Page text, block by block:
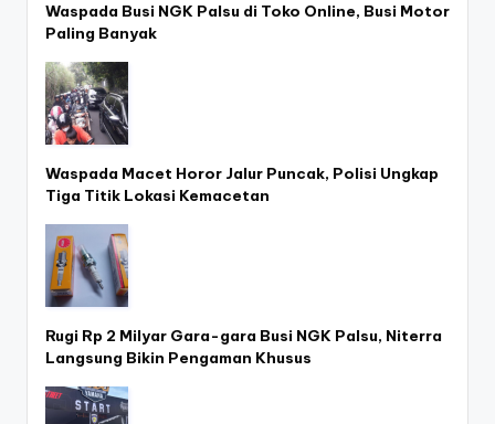
Waspada Busi NGK Palsu di Toko Online, Busi Motor
Paling Banyak
Waspada Macet Horor Jalur Puncak, Polisi Ungkap
Tiga Titik Lokasi Kemacetan
Rugi Rp 2 Milyar Gara-gara Busi NGK Palsu, Niterra
Langsung Bikin Pengaman Khusus